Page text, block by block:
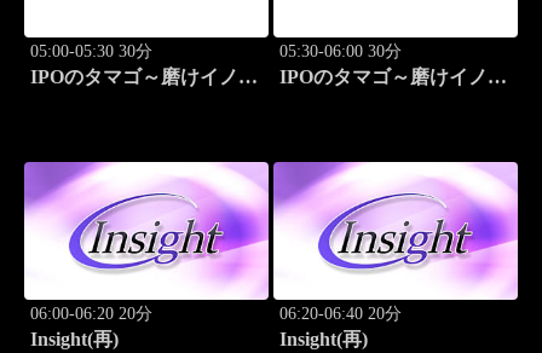
05:00-05:30 30分
IPOのタマゴ～磨けイノベ
05:30-06:00 30分
IPOのタマゴ～磨けイノベ
06:00-06:20 20分
Insight(再)
06:20-06:40 20分
Insight(再)